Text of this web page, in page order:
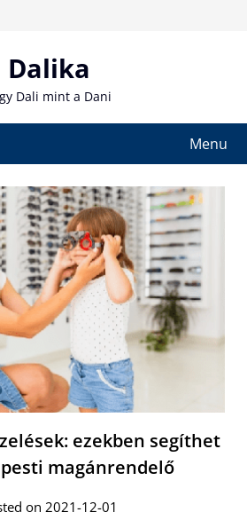
Dalika
Dali mint a Dani
Menu
ezekben segíthet
magánrendelő
on 2021-12-01